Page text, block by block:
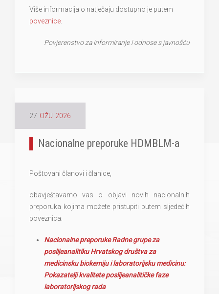
Više informacija o natječaju dostupno je putem
poveznice
Povjerenstvo za informiranje i odnose s javnošću
27 OŽU 2026
Nacionalne preporuke HDMBLM-a
Poštovani članovi i članice,
obavještavamo vas o objavi novih nacionalnih
preporuka kojima možete pristupiti putem sljedećih
poveznica:
Nacionalne preporuke Radne grupe za
poslijeanalitiku Hrvatskog društva za
medicinsku biokemiju i laboratorijsku medicinu:
Pokazatelji kvalitete poslijeanalitičke faze
laboratorijskog rada